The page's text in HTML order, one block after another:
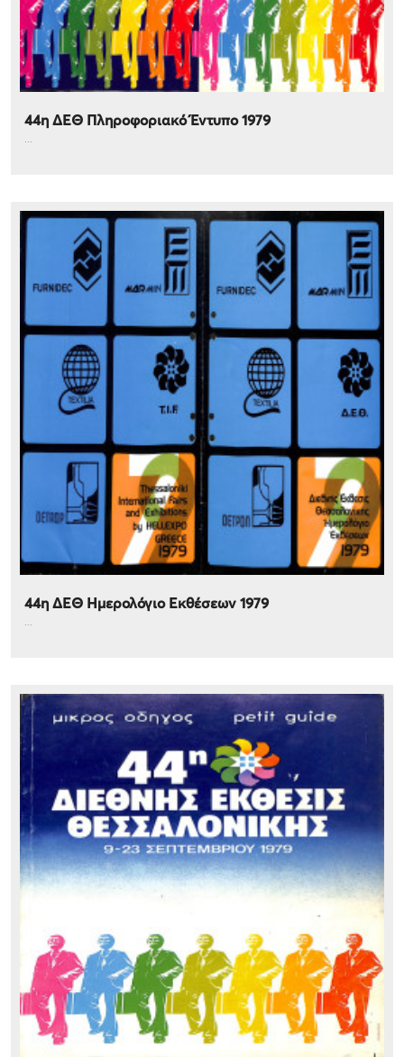
44η ΔΕΘ Πληροφοριακό Έντυπο 1979
...
44η ΔΕΘ Ημερολόγιο Εκθέσεων 1979
...